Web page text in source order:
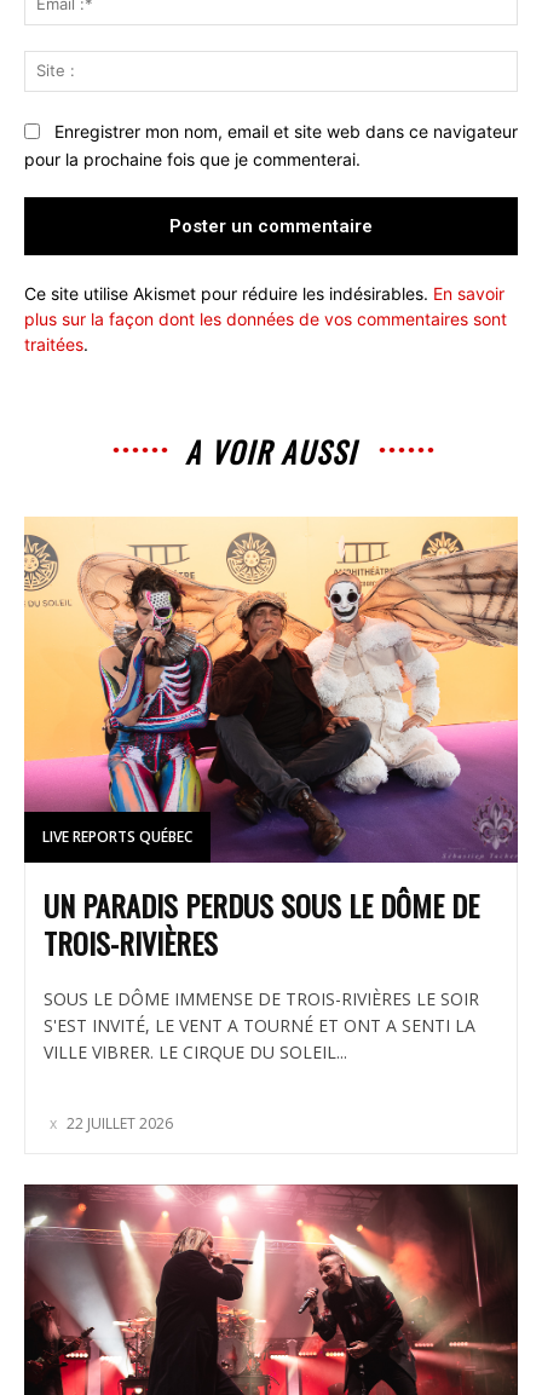
:*
:
Enregistrer mon nom, email et site web dans ce navigateur
pour la prochaine fois que je commenterai.
Ce site utilise Akismet pour réduire les indésirables. En savoir
plus sur la façon dont les données de vos commentaires sont
traitées.
A VOIR AUSSI
LIVE REPORTS QUÉBEC
UN PARADIS PERDUS SOUS LE DÔME DE
TROIS-RIVIÈRES
SOUS LE DÔME IMMENSE DE TROIS-RIVIÈRES LE SOIR
S'EST INVITÉ, LE VENT A TOURNÉ ET ONT A SENTI LA
VILLE VIBRER. LE CIRQUE DU SOLEIL...
22 JUILLET 2026